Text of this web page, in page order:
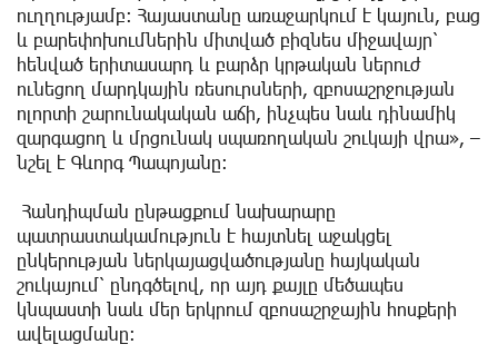
ուղղությամբ։ Հայաստանը առաջարկում է կայուն, բաց
և բարեփոխումներին միտված բիզնես միջավայր՝
հենված երիտասարդ և բարձր կրթական ներուժ
ունեցող մարդկային ռեսուրսների, զբոսաշրջության
ոլորտի շարունակական աճի, ինչպես նաև դինամիկ
զարգացող և մրցունակ սպառողական շուկայի վրա», –
նշել է Գևորգ Պապոյանը։
Հանդիպման ընթացքում նախարարը
պատրաստակամություն է հայտնել աջակցել
ընկերության ներկայացվածությանը հայկական
շուկայում՝ ընդգծելով, որ այդ քայլը մեծապես
կնպաստի նաև մեր երկրում զբոսաշրջային հոսքերի
ավելացմանը։